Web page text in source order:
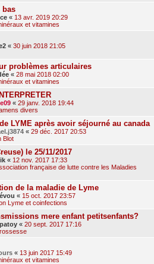
bas
« 13 avr. 2019 20:29
et vitamines
« 30 juin 2018 21:05
problèmes articulaires
« 28 mai 2018 02:00
et vitamines
« 29 janv. 2018 19:44
divers
LYME après avoir séjourné au canada
« 29 déc. 2017 20:53
Blot
le 25/11/2017
« 12 nov. 2017 17:33
française de lutte contre les Maladies
de la maladie de Lyme
« 15 oct. 2017 23:57
Lyme et coinfections
mere enfant petitsenfants?
« 20 sept. 2017 17:16
« 13 juin 2017 15:49
et vitamines